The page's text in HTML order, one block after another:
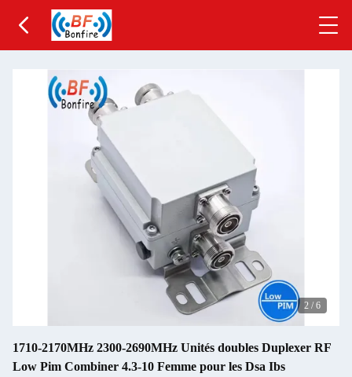
2 / 6
1710-2170MHz 2300-2690MHz Unités doubles Duplexer RF
Low Pim Combiner 4.3-10 Femme pour les Dsa Ibs